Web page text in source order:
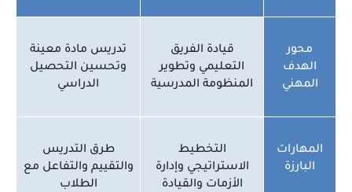
محور
الهدف
المهني
قيادة الفريق
التعليمي وتطوير
المنظومة المدرسية
تدريس مادة معينة
وتحسين التحصيل
الدراسي
المهارات
البارزة
التخطيط
الاستراتيجي وإدارة
الأزمات والقيادة
طرق التدريس
والتقييم والتفاعل مع
الطلاب